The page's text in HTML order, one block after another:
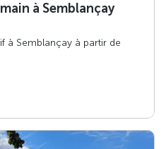
à Semblançay
à Semblançay à partir de